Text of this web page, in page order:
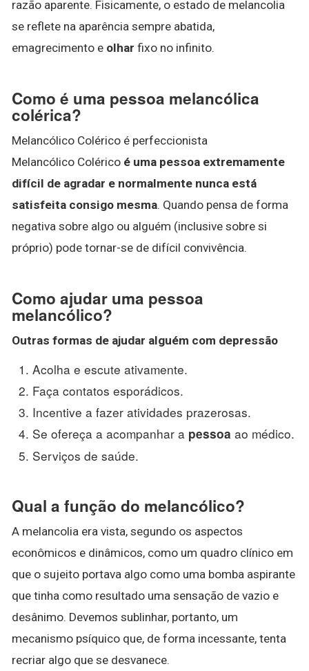
razão aparente. Fisicamente, o estado de melancolia
se reflete na aparência sempre abatida,
emagrecimento e olhar fixo no infinito.
Como é uma pessoa melancólica
colérica?
Melancólico Colérico é perfeccionista
Melancólico Colérico é uma pessoa extremamente
difícil de agradar e normalmente nunca está
satisfeita consigo mesma. Quando pensa de forma
negativa sobre algo ou alguém (inclusive sobre si
próprio) pode tornar-se de difícil convivência.
Como ajudar uma pessoa
melancólico?
Outras formas de ajudar alguém com depressão
Acolha e escute ativamente.
Faça contatos esporádicos.
Incentive a fazer atividades prazerosas.
Se ofereça a acompanhar a pessoa ao médico.
Serviços de saúde.
Qual a função do melancólico?
A melancolia era vista, segundo os aspectos
econômicos e dinâmicos, como um quadro clínico em
que o sujeito portava algo como uma bomba aspirante
que tinha como resultado uma sensação de vazio e
desânimo. Devemos sublinhar, portanto, um
mecanismo psíquico que, de forma incessante, tenta
recriar algo que se desvanece.